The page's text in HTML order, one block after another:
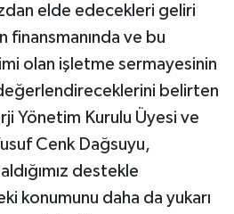
elde edecekleri geliri
finansmanında ve bu
olan işletme sermayesinin
belirten
Yönetim Kurulu Üyesi ve
Cenk Dağsuyu,
aldığımız destekle
konumunu daha da yukarı